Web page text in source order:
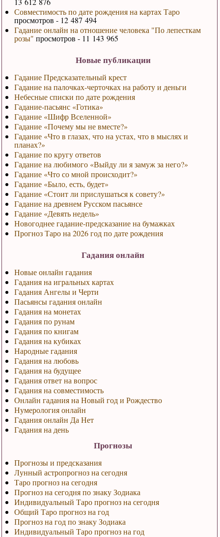
Совместимость по дате рождения на картах Таро
просмотров - 12 487 494
Гадание онлайн на отношение человека "По лепесткам
розы" просмотров - 11 143 965
Новые публикации
Гадание Предсказательный крест
Гадание на палочках-черточках на работу и деньги
Небесные списки по дате рождения
Гадание-пасьянс «Готика»
Гадание «Шифр Вселенной»
Гадание «Почему мы не вместе?»
Гадание «Что в глазах, что на устах, что в мыслях и
планах?»
Гадание по кругу ответов
Гадание на любимого «Выйду ли я замуж за него?»
Гадание «Что со мной происходит?»
Гадание «Было, есть, будет»
Гадание «Стоит ли прислушаться к совету?»
Гадание на древнем Русском пасьянсе
Гадание «Девять недель»
Новогоднее гадание-предсказание на бумажках
Прогноз Таро на 2026 год по дате рождения
Гадания онлайн
Новые онлайн гадания
Гадания на игральных картах
Гадания Ангелы и Черти
Пасьянсы гадания онлайн
Гадания на монетах
Гадания по рунам
Гадания по книгам
Гадания на кубиках
Народные гадания
Гадания на любовь
Гадания на будущее
Гадания ответ на вопрос
Гадания на совместимость
Онлайн гадания на Новый год и Рождество
Нумерология онлайн
Гадания онлайн Да Нет
Гадания на день
Прогнозы
Прогнозы и предсказания
Лунный астропрогноз на сегодня
Таро прогноз на сегодня
Прогноз на сегодня по знаку Зодиака
Индивидуальный Таро прогноз на сегодня
Общий Таро прогноз на год
Прогноз на год по знаку Зодиака
Индивидуальный Таро прогноз на год